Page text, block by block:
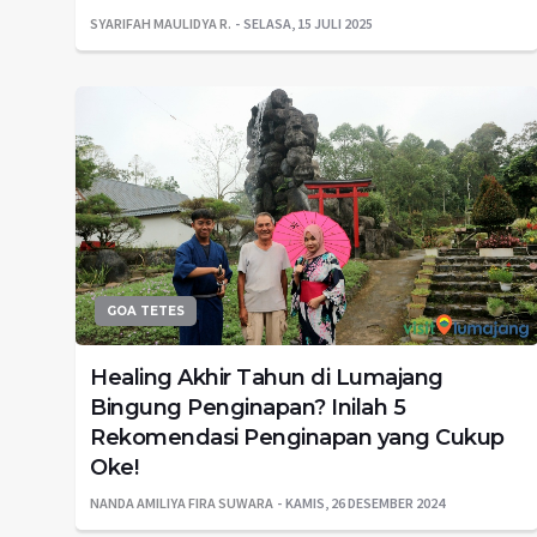
SYARIFAH MAULIDYA R. SELASA, 15 JULI 2025
GOA TETES
Healing Akhir Tahun di Lumajang
Bingung Penginapan? Inilah 5
Rekomendasi Penginapan yang Cukup
Oke!
NANDA AMILIYA FIRA SUWARA KAMIS, 26 DESEMBER 2024